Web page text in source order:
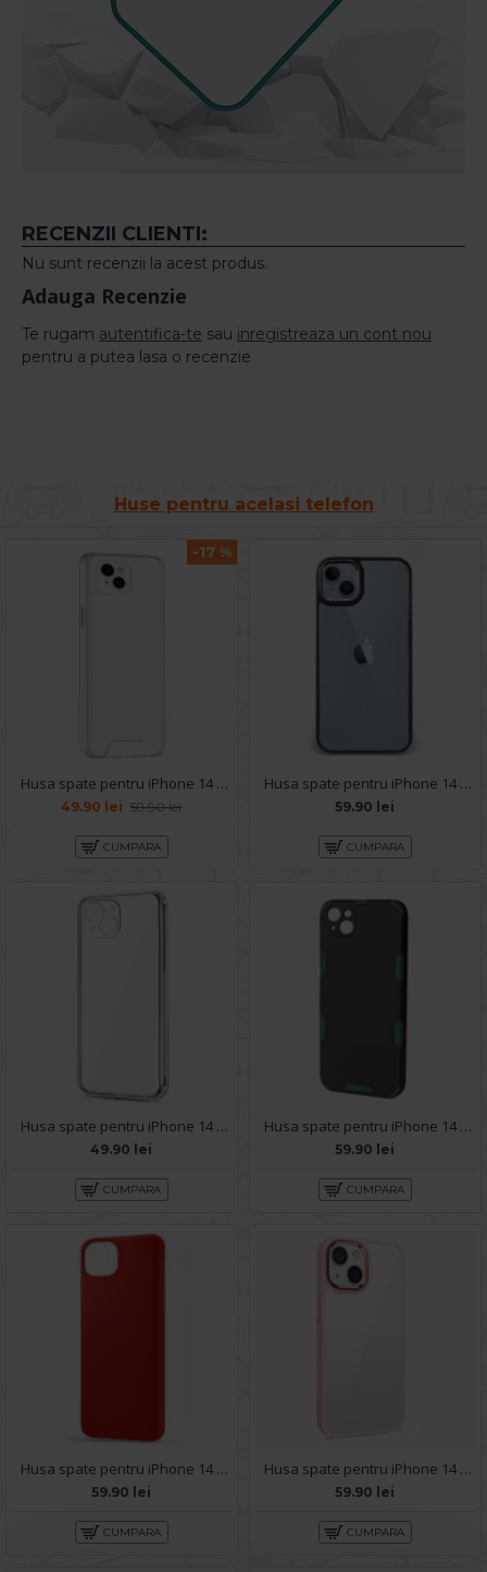
RECENZII CLIENTI:
Nu sunt recenzii la acest produs.
Adauga Recenzie
Te rugam autentifica-te sau inregistreaza un cont nou
pentru a putea lasa o recenzie
Huse pentru acelasi telefon
-17 %
Husa spate pentru iPhone 14 Plus - Space Case
49.90 lei 59.90 lei
CUMPARA
Husa spate pentru iPhone 14 Plus - Leaf Case Negru
59.90 lei
CUMPARA
Husa spate pentru iPhone 14 Plus - Protect+
49.90 lei
CUMPARA
Husa spate pentru iPhone 14 Plus - Mantis Case Negru / Vernil
59.90 lei
CUMPARA
Husa spate pentru iPhone 14 Plus - Silicon Line Rosu
59.90 lei
CUMPARA
Husa spate pentru iPhone 14 Plus - Leaf Case Roz
59.90 lei
CUMPARA